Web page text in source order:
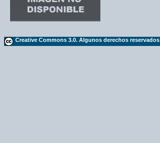
Creative Commons 3.0. Algunos derechos reservados